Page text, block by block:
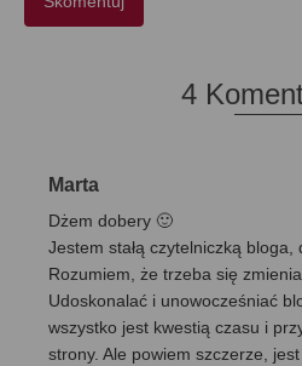
4
Marta
Dżem dobery 🙂
Jestem stałą czytelniczką
Rozumiem, że trzeba się
Udoskonalać i unowocześniać
wszystko jest kwestią czasu i
strony. Ale powiem szczerze,